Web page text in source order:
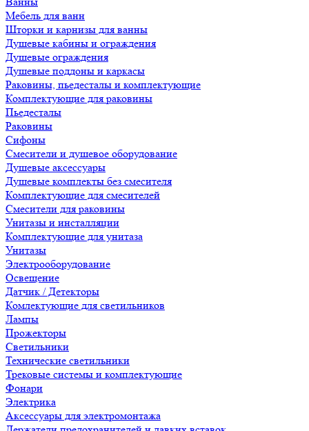
Мебель для ванн
Шторки и карнизы для ванны
Душевые кабины и ограждения
Душевые ограждения
Душевые поддоны и каркасы
Раковины, пьедесталы и комплектующие
Комплектующие для раковины
Пьедесталы
Раковины
Сифоны
Смесители и душевое оборудование
Душевые аксессуары
Душевые комплекты без смесителя
Комплектующие для смесителей
Смесители для раковины
Унитазы и инсталляции
Комплектующие для унитаза
Унитазы
Электрооборудование
Освещение
Датчик / Детекторы
Комлектующие для светильников
Лампы
Прожекторы
Светильники
Технические светильники
Трековые системы и комплектующие
Фонари
Электрика
Аксессуары для электромонтажа